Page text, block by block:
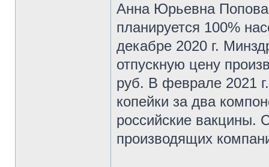
Анна Юрьевна
планируется 100%
декабре 2020 г.
отпускную цену
руб. В феврале 2021
копейки за два
российские вакцины.
производящих